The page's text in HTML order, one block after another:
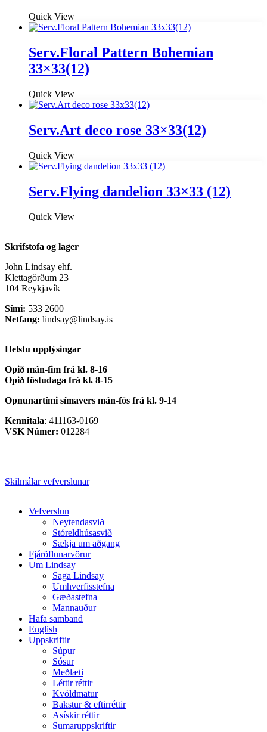
Quick View
Serv.Floral Pattern Bohemian
33×33(12)
Quick View
Serv.Art deco rose 33×33(12)
Quick View
Serv.Flying dandelion 33×33 (12)
Quick View
Skrifstofa og lager
John Lindsay ehf.
Klettagörðum 23
104 Reykjavík
Sími: 533 2600
Netfang: lindsay@lindsay.is
Helstu upplýsingar
Opið mán-fim frá kl. 8-16
Opið föstudaga frá kl. 8-15
Opnunartími símavers mán-fös frá kl. 9-14
Kennitala: 411163-0169
VSK Númer: 012284
Skilmálar vefverslunar
Close
Vefverslun
Neytendasvið
Stóreldhúsasvið
Sækja um aðgang
Fjáröflunarvörur
Um Lindsay
Saga Lindsay
Umhverfisstefna
Gæðastefna
Mannauður
Hafa samband
English
Uppskriftir
Súpur
Sósur
Meðlæti
Léttir réttir
Kvöldmatur
Bakstur & eftirréttir
Asískir réttir
Sumaruppskriftir